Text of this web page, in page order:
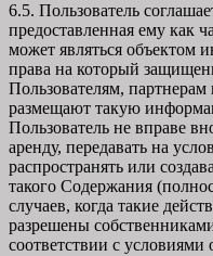
6.5. Пользователь
предоставленная ему как
может являться объектом
права на который
Пользователям,
размещают такую
Пользователь не вправе
аренду, передавать на
распространять или
такого Содержания
случаев, когда такие
разрешены
соответствии с условиями